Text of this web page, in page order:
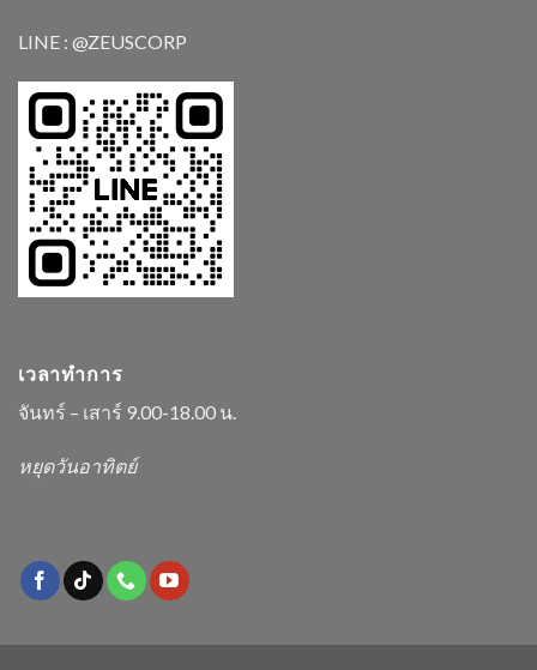
LINE : @ZEUSCORP
เวลาทำการ
จันทร์ – เสาร์ 9.00-18.00 น.
หยุดวันอาทิตย์